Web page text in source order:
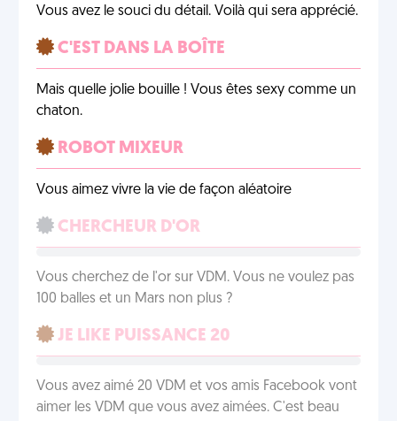
Vous avez le souci du détail. Voilà qui sera apprécié.
C'EST DANS LA BOÎTE
Mais quelle jolie bouille ! Vous êtes sexy comme un
chaton.
ROBOT MIXEUR
Vous aimez vivre la vie de façon aléatoire
CHERCHEUR D'OR
Vous cherchez de l'or sur VDM. Vous ne voulez pas
100 balles et un Mars non plus ?
JE LIKE PUISSANCE 20
Vous avez aimé 20 VDM et vos amis Facebook vont
aimer les VDM que vous avez aimées. C'est beau